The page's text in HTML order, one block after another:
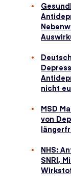
nicht
MSD
von
NHS:
SNRI,